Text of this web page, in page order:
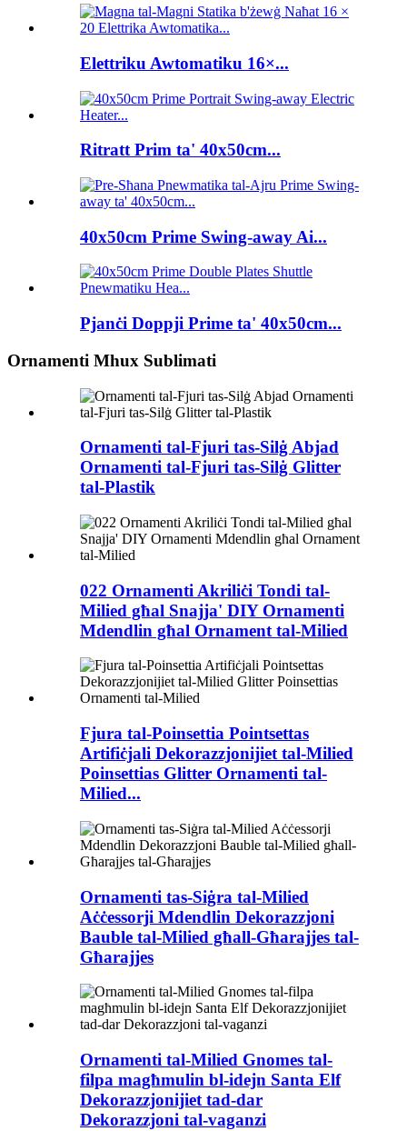
Elettriku Awtomatiku 16×...
Ritratt Prim ta' 40x50cm...
40x50cm Prime Swing-away Ai...
Pjanċi Doppji Prime ta' 40x50cm...
Ornamenti Mhux Sublimati
Ornamenti tal-Fjuri tas-Silġ Abjad
Ornamenti tal-Fjuri tas-Silġ Glitter
tal-Plastik
022 Ornamenti Akriliċi Tondi tal-
Milied għal Snajja' DIY Ornamenti
Mdendlin għal Ornament tal-Milied
Fjura tal-Poinsettia Pointsettas
Artifiċjali Dekorazzjonijiet tal-Milied
Poinsettias Glitter Ornamenti tal-
Milied...
Ornamenti tas-Siġra tal-Milied
Aċċessorji Mdendlin Dekorazzjoni
Bauble tal-Milied għall-Għarajjes tal-
Għarajjes
Ornamenti tal-Milied Gnomes tal-
filpa magħmulin bl-idejn Santa Elf
Dekorazzjonijiet tad-dar
Dekorazzjoni tal-vaganzi